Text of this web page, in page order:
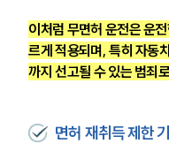
이처럼 무면허 운전은 운
르게 적용되며, 특히 자동
까지 선고될 수 있는 범죄
면허 재취득 제한